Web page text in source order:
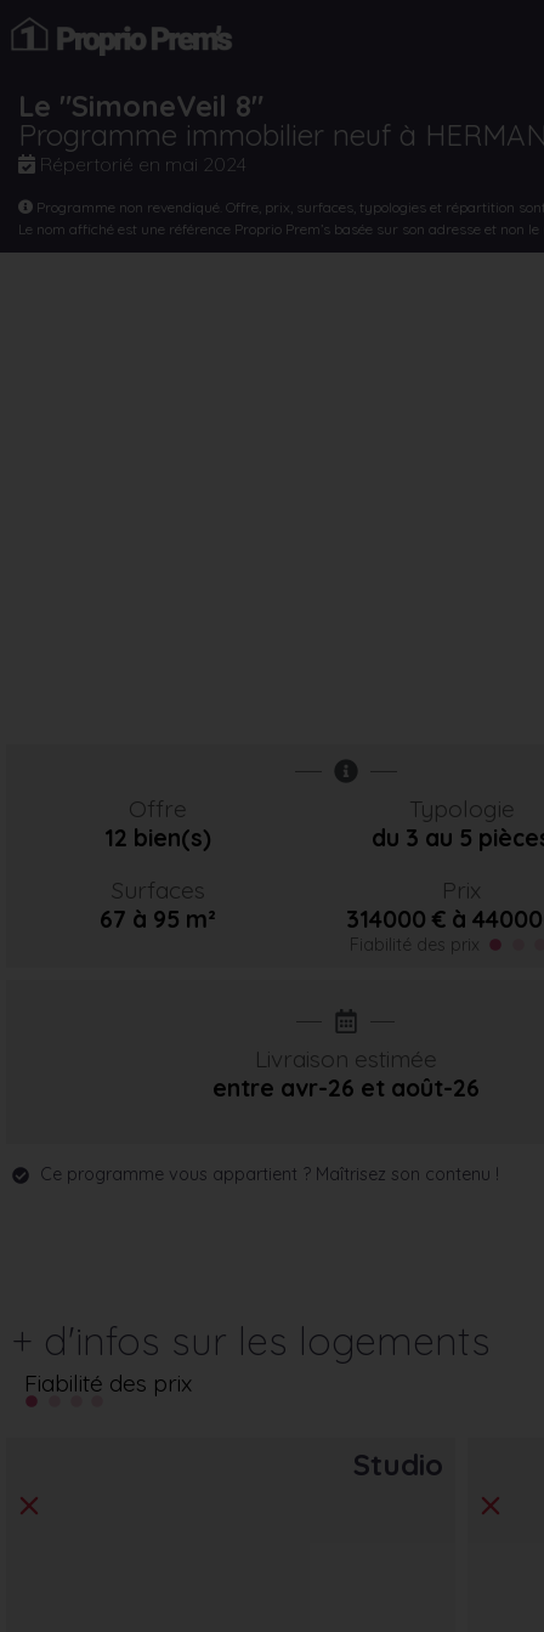
Le "SimoneVeil 8"
Programme immobilier neuf à
Répertorié en mai 2024
Programme non revendiqué. Offre, prix, surfaces, typologies et répartition
Le nom affiché est une référence Proprio Prem’s basée sur son adresse et non
Offre
12 bien(s)
Typologie
du 3 au 5
Surfaces
67 à 95 m²
Prix
314000 € à
Fiabilité des prix
Livraison estimée
entre avr-26 et août-26
Ce programme vous appartient ? Maîtrisez son contenu !
+ d'infos sur les logements
Fiabilité des prix
Studio